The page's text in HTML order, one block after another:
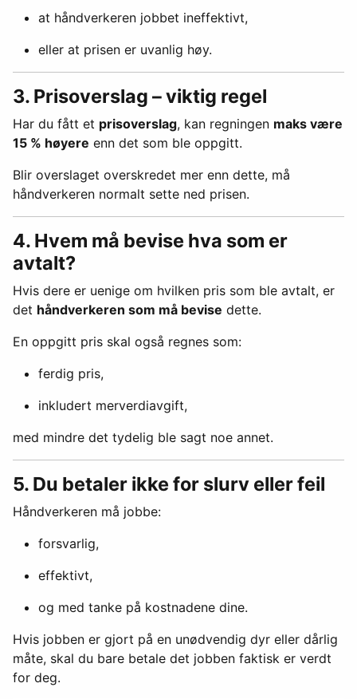
at håndverkeren jobbet ineffektivt,
eller at prisen er uvanlig høy.
3. Prisoverslag – viktig regel
Har du fått et prisoverslag, kan regningen maks være
15 % høyere enn det som ble oppgitt.
Blir overslaget overskredet mer enn dette, må
håndverkeren normalt sette ned prisen.
4. Hvem må bevise hva som er
avtalt?
Hvis dere er uenige om hvilken pris som ble avtalt, er
det håndverkeren som må bevise dette.
En oppgitt pris skal også regnes som:
ferdig pris,
inkludert merverdiavgift,
med mindre det tydelig ble sagt noe annet.
5. Du betaler ikke for slurv eller feil
Håndverkeren må jobbe:
forsvarlig,
effektivt,
og med tanke på kostnadene dine.
Hvis jobben er gjort på en unødvendig dyr eller dårlig
måte, skal du bare betale det jobben faktisk er verdt
for deg.